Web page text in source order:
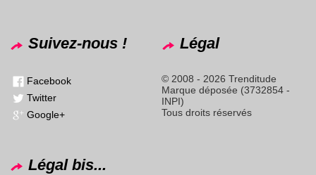
Suivez-nous !
Facebook
Twitter
Google+
Légal
© 2008 - 2026 Trenditude
Marque déposée (3732854 -
INPI)
Tous droits réservés
Légal bis...